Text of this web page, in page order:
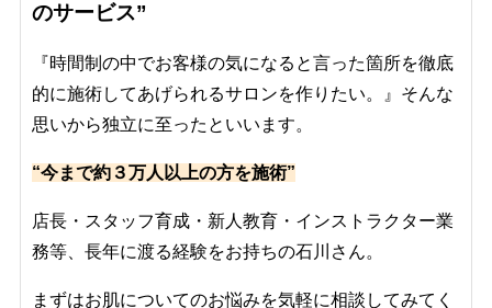
のサービス”
『時間制の中でお客様の気になると言った箇所を徹底
的に施術してあげられるサロンを作りたい。』 そんな
思いから独立に至ったといいます。
“今まで約３万人以上の方を施術”
店長・スタッフ育成・新人教育・インストラクター業
務等、長年に渡る経験をお持ちの石川さん。
まずはお肌についてのお悩みを気軽に相談してみてく